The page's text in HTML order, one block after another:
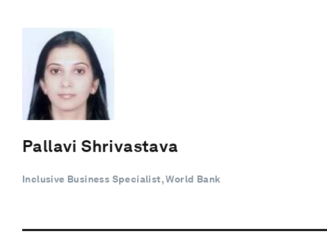
Pallavi Shrivastava
Inclusive Business Specialist, World Bank